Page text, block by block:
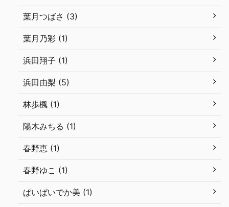
葉月つばさ (3)
葉月乃彩 (1)
浜田翔子 (1)
浜田由梨 (5)
林歩楓 (1)
陽木みちる (1)
春野恵 (1)
春野ゆこ (1)
ぱいぱいでか美 (1)